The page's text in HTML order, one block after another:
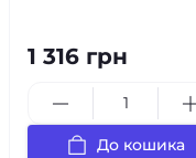
1 316 грн
До кошика